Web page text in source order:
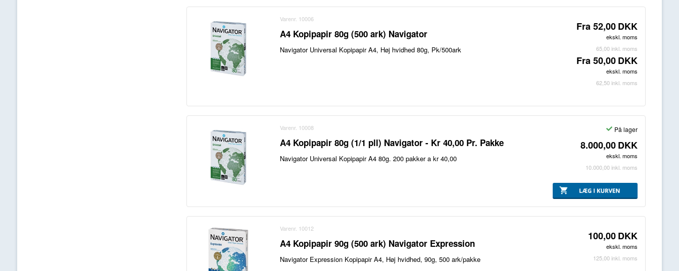
Varenr. 10006
A4 Kopipapir 80g (500 ark) Navigator
Navigator Universal Kopipapir A4, Høj hvidhed 80g, Pk/500ark
Fra52,00 DKK
ekskl. moms
65,00 inkl. moms
Fra50,00 DKK
ekskl. moms
62,50 inkl. moms
Varenr. 10008
A4 Kopipapir 80g (1/1 pll) Navigator - Kr 40,00 Pr. Pakke
Navigator Universal Kopipapir A4 80g. 200 pakker a kr 40,00
På lager
8.000,00 DKK
ekskl. moms
10.000,00 inkl. moms
Varenr. 10012
A4 Kopipapir 90g (500 ark) Navigator Expression
Navigator Expression Kopipapir A4, Høj hvidhed, 90g, 500 ark/pakke
100,00 DKK
ekskl. moms
125,00 inkl. moms